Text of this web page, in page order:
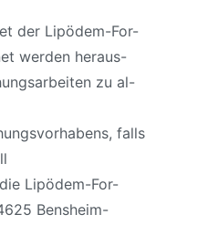
der Lipödem-For-
werden heraus-
zu al-
falls
Lipödem-For-
Bensheim-